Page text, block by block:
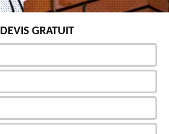
DEVIS GRATUIT